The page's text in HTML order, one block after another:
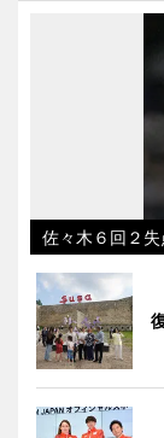
佐々木６回２